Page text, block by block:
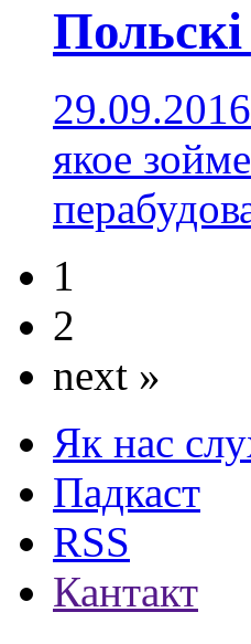
якое
1
2
next »
Як нас
Падкаст
RSS
Кантакт